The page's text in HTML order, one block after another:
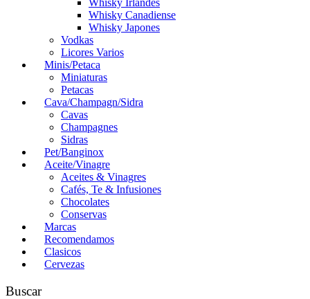
Whisky Irlandes
Whisky Canadiense
Whisky Japones
Vodkas
Licores Varios
Minis/Petaca
Miniaturas
Petacas
Cava/Champagn/Sidra
Cavas
Champagnes
Sidras
Pet/Banginox
Aceite/Vinagre
Aceites & Vinagres
Cafés, Te & Infusiones
Chocolates
Conservas
Marcas
Recomendamos
Clasicos
Cervezas
Buscar